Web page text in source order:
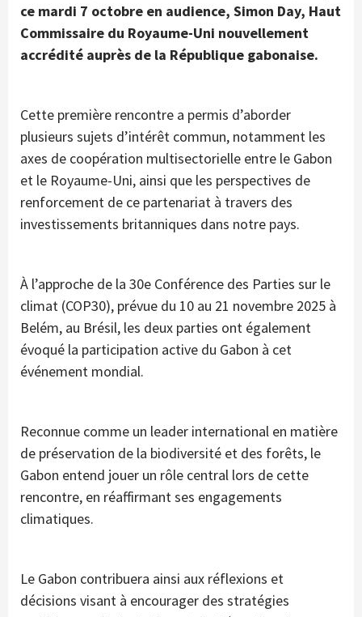
ce mardi 7 octobre en audience, Simon Day, Haut
Commissaire du Royaume-Uni nouvellement
accrédité auprès de la République gabonaise.
Cette première rencontre a permis d’aborder
plusieurs sujets d’intérêt commun, notamment les
axes de coopération multisectorielle entre le Gabon
et le Royaume-Uni, ainsi que les perspectives de
renforcement de ce partenariat à travers des
investissements britanniques dans notre pays.
À l’approche de la 30e Conférence des Parties sur le
climat (COP30), prévue du 10 au 21 novembre 2025 à
Belém, au Brésil, les deux parties ont également
évoqué la participation active du Gabon à cet
événement mondial.
Reconnue comme un leader international en matière
de préservation de la biodiversité et des forêts, le
Gabon entend jouer un rôle central lors de cette
rencontre, en réaffirmant ses engagements
climatiques.
Le Gabon contribuera ainsi aux réflexions et
décisions visant à encourager des stratégies